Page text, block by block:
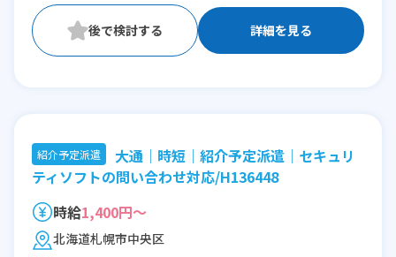
詳細を見る
紹介予定派遣
大通｜時短｜紹介予定派遣｜セキュリ
ティソフトの問い合わせ対応/H136448
時給1,400円～
北海道札幌市中央区